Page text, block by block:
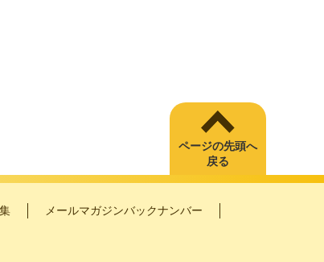
ページの先頭へ
戻る
メールマガジンバックナンバー